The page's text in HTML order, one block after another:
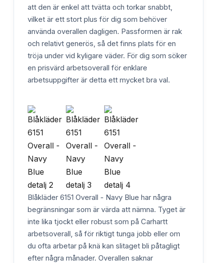
att den är enkel att tvätta och torkar snabbt,
vilket är ett stort plus för dig som behöver
använda overallen dagligen. Passformen är rak
och relativt generös, så det finns plats för en
tröja under vid kyligare väder. För dig som söker
en prisvärd arbetsoverall för enklare
arbetsuppgifter är detta ett mycket bra val.
Blåkläder 6151 Overall - Navy Blue har några
begränsningar som är värda att nämna. Tyget är
inte lika tjockt eller robust som på Carhartt
arbetsoverall, så för riktigt tunga jobb eller om
du ofta arbetar på knä kan slitaget bli påtagligt
efter några månader. Overallen saknar